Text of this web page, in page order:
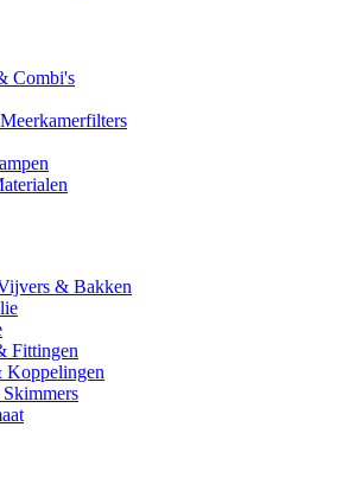
Combi's
& Bakken
Fittingen
Koppelingen